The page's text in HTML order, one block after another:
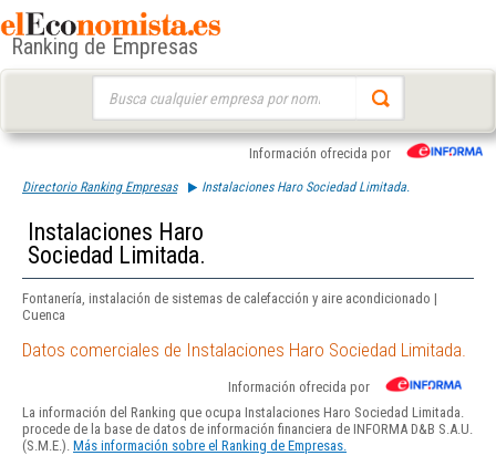
Ranking de Empresas
Información ofrecida por
Directorio Ranking Empresas Instalaciones Haro Sociedad Limitada.
Instalaciones Haro
Sociedad Limitada.
Fontanería, instalación de sistemas de calefacción y aire acondicionado |
Cuenca
Datos comerciales de Instalaciones Haro Sociedad Limitada.
Información ofrecida por
La información del Ranking que ocupa Instalaciones Haro Sociedad Limitada.
procede de la base de datos de información financiera de INFORMA D&B S.A.U.
(S.M.E.). Más información sobre el Ranking de Empresas.